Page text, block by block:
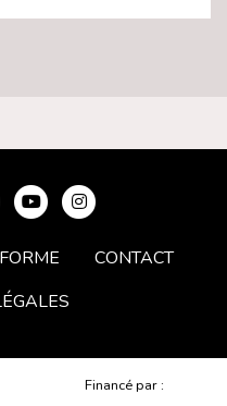
CONTACT
Financé par :